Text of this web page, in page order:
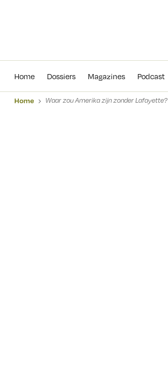
Home Dossiers Magazines Podcast
Home Waar zou Amerika zijn zonder Lafayette?